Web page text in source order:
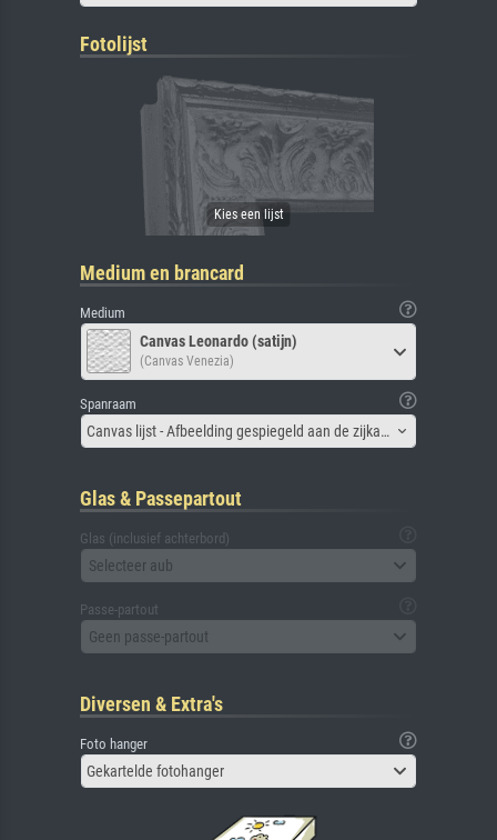
Fotolijst
Medium en brancard
Medium
Canvas Leonardo (satijn)
(Canvas Venezia)
Spanraam
Canvas lijst - Afbeelding gespiegeld aan de zijkant
Glas & Passepartout
Glas (inclusief achterbord)
Selecteer aub
Passe-partout
Geen passe-partout
Diversen & Extra's
Foto hanger
Gekartelde fotohanger